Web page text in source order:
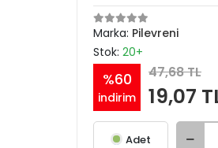
Marka: Pilevreni
Stok: 20+
%60
indirim
47,68 TL
19,07
Adet